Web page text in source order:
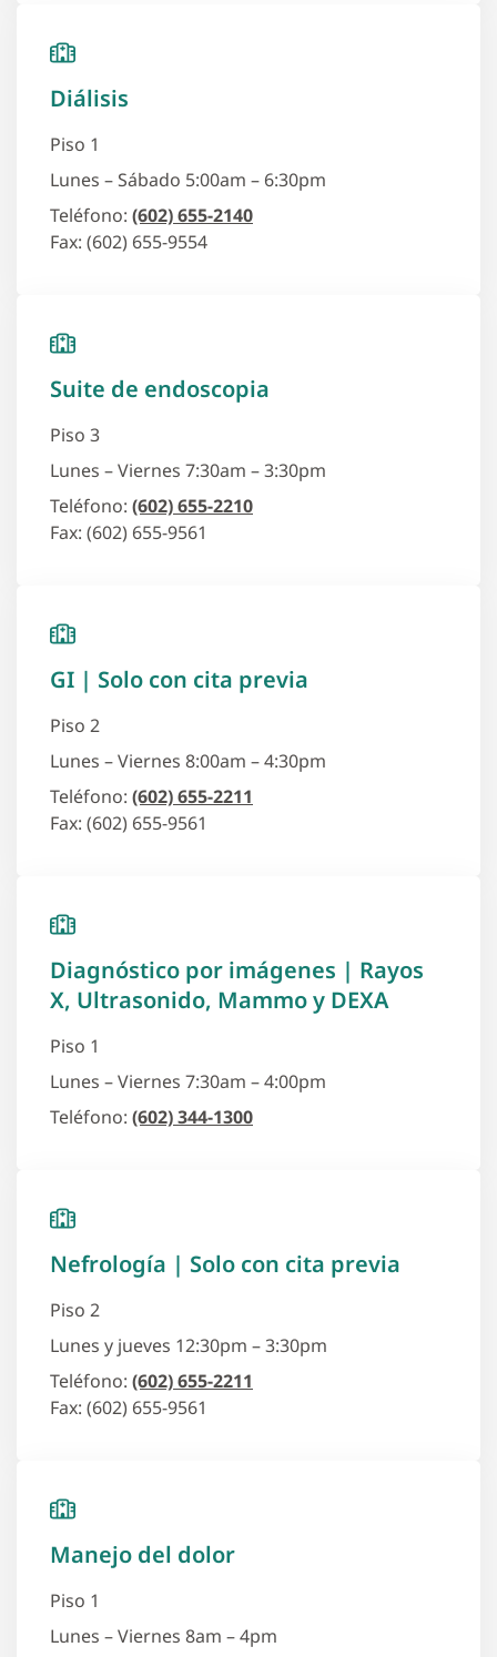
Diálisis
Piso 1
Lunes – Sábado 5:00am – 6:30pm
Teléfono: (602) 655-2140
Fax: (602) 655-9554
Suite de endoscopia
Piso 3
Lunes – Viernes 7:30am – 3:30pm
Teléfono: (602) 655-2210
Fax: (602) 655-9561
GI | Solo con cita previa
Piso 2
Lunes – Viernes 8:00am – 4:30pm
Teléfono: (602) 655-2211
Fax: (602) 655-9561
Diagnóstico por imágenes | Rayos
X, Ultrasonido, Mammo y DEXA
Piso 1
Lunes – Viernes 7:30am – 4:00pm
Teléfono: (602) 344-1300
Nefrología | Solo con cita previa
Piso 2
Lunes y jueves 12:30pm – 3:30pm
Teléfono: (602) 655-2211
Fax: (602) 655-9561
Manejo del dolor
Piso 1
Lunes – Viernes 8am – 4pm